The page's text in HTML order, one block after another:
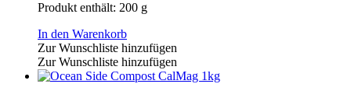
Produkt enthält: 200 g
In den Warenkorb
Zur Wunschliste hinzufügen
Zur Wunschliste hinzufügen